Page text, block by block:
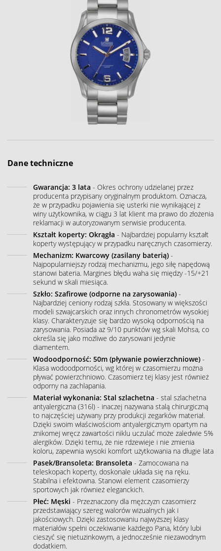
Dane techniczne
Gwarancja: 3 lata - Okres ochrony udzielanej przez
producenta przypisany oryginalnym produktom. Oznacza,
że w przypadku pojawienia się usterki nie wynikającej z
winy użytkownika, w ciągu 3 lat klient ma prawo do złożenia
reklamacji w autoryzowanym serwisie producenta.
Kształt koperty: Okrągła - Najbardziej popularny kształt
koperty występujący w przypadku naręcznych czasomierzy.
Mechanizm: Kwarcowy (zasilany baterią) -
Najpopularniejszy rodzaj mechanizmu, jego siłę napędową
stanowi bateria. Margines błędu waha się między -15/+21
sekund w skali miesiąca.
Szkło: Szafirowe (odporne na zarysowania) -
Najbardziej ceniony rodzaj szkła. Stosowany w większości
modeli szwajcarskich oraz innych chronometrów wysokiej
klasy. Charakteryzuje się bardzo wysoką odpornością na
zarysowania. Posiada aż 9/10 punktów wg skali Mohsa, co
określa się jako możliwe do zarysowani jedynie
diamentem.
Wodoodporność: 50m (pływanie powierzchniowe) -
Klasa wodoodporności, wg której w czasomierzu można
pływać powierzchniowo. Czasomierz tej klasy jest również
odporny na zachlapania.
Materiał wykonania: Stal szlachetna - stal szlachetna
antyalergiczna (316l) - inaczej nazywana stalą chirurgiczną
to najczęściej używany przy produkcji zegarków materiał.
Dzięki swoim właściwościom antyalergicznym opartym na
znikomej wręcz zawartości niklu uczulać może zaledwie 5%
alergików. Dzięki temu, że nie rdzewieje i nie zmienia
koloru, zapewnia wysoki komfort użytkowania na długie lata
Pasek/Bransoleta: Bransoleta - Zamocowana na
teleskopach koperty, doskonale układa się na ręku.
Stabilna i efektowna. Stanowi element czasomierzy
sportowych jak również eleganckich.
Płeć: Męski - Przeznaczony dla mężczyzn czasomierz
przedstawiający szereg walorów wizualnych jak i
jakościowych. Dzięki zastosowaniu najwyższej klasy
materiałów spełni oczekiwanie każdego Pana, który lubi
cieszyć się nietuzinkowym, a jednocześnie niezawodnym
dodatkiem.